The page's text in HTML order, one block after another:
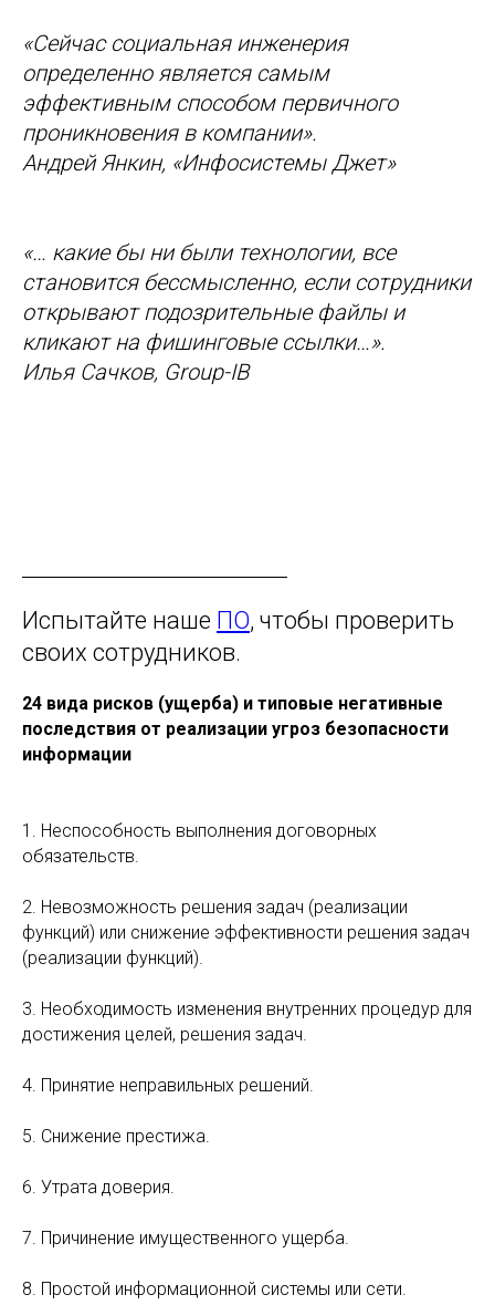
«Сейчас социальная инженерия
определенно является самым
эффективным способом первичного
проникновения в компании».
Андрей Янкин, «Инфосистемы Джет»
«… какие бы ни были технологии, все
становится бессмысленно, если сотрудники
открывают подозрительные файлы и
кликают на фишинговые ссылки…».
Илья Сачков, Group-IB
Испытайте наше ПО, чтобы проверить
своих сотрудников.
24 вида рисков (ущерба) и типовые негативные
последствия от реализации угроз безопасности
информации
1. Неспособность выполнения договорных
обязательств.
2. Невозможность решения задач (реализации
функций) или снижение эффективности решения задач
(реализации функций).
3. Необходимость изменения внутренних процедур для
достижения целей, решения задач.
4. Принятие неправильных решений.
5. Снижение престижа.
6. Утрата доверия.
7. Причинение имущественного ущерба.
8. Простой информационной системы или сети.